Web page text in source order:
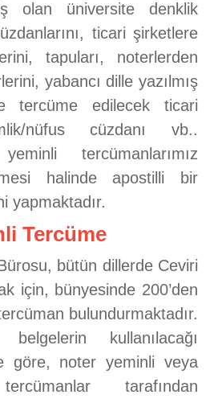
olan üniversite denklik
ticari şirketlere
tapuları, noterlerden
yabancı dille yazılmış
tercüme edilecek ticari
nüfus cüzdanı vb..
tercümanlarımız
halinde apostilli bir
yapmaktadır.
Tercüme
bütün dillerde Ceviri
için, bünyesinde 200’den
bulundurmaktadır.
kullanılacağı
göre, noter yeminli veya
tarafından